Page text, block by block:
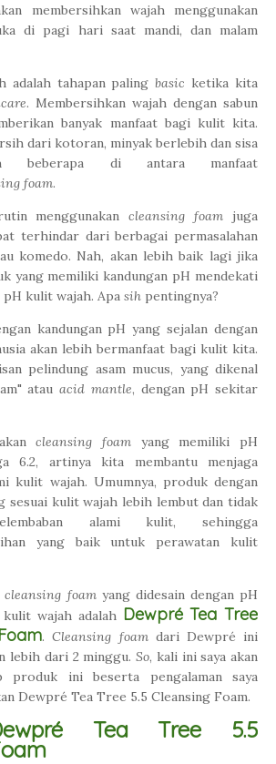
membersihkan wajah menggunakan
di pagi hari saat mandi, dan malam
adalah tahapan palingbasic ketika kita
. Membersihkan wajah dengan sabun
banyak manfaat bagi kulit kita.
dari kotoran, minyak berlebih dan sisa
beberapa di antara manfaat
foam.
menggunakancleansing foam juga
terhindar dari berbagai permasalahan
komedo. Nah, akan lebih baik lagi jika
yang memiliki kandungan pH mendekati
pH kulit wajah. Apa sih pentingnya?
kandungan pH yang sejalan dengan
akan lebih bermanfaat bagi kulit kita.
pelindung asam mucus, yang dikenal
atau acid mantle, dengan pH sekitar
cleansing foam yang memiliki pH
6.2, artinya kita membantu menjaga
kulit wajah. Umumnya, produk dengan
sesuai kulit wajah lebih lembut dan tidak
alami kulit, sehingga
yang baik untuk perawatan kulit
cleansing foam yang didesain dengan pH
wajah adalah Dewpré Tea Tree
.Cleansing foam dari Dewpré ini
lebih dari 2 minggu.So, kali ini saya akan
produk ini beserta pengalaman saya
Dewpré Tea Tree 5.5 Cleansing Foam.
Tea Tree 5.5